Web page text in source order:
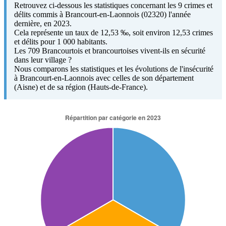
Retrouvez ci-dessous les statistiques concernant les 9 crimes et
délits commis à Brancourt-en-Laonnois (02320) l'année
dernière, en 2023.
Cela représente un taux de 12,53 ‰, soit environ 12,53 crimes
et délits pour 1 000 habitants.
Les 709 Brancourtois et brancourtoises vivent-ils en sécurité
dans leur village ?
Nous comparons les statistiques et les évolutions de l'insécurité
à Brancourt-en-Laonnois avec celles de son département
(Aisne) et de sa région (Hauts-de-France).